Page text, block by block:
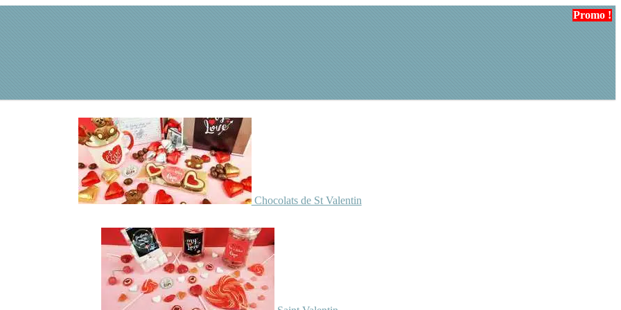
Chocolats de St Valentin
Promo !